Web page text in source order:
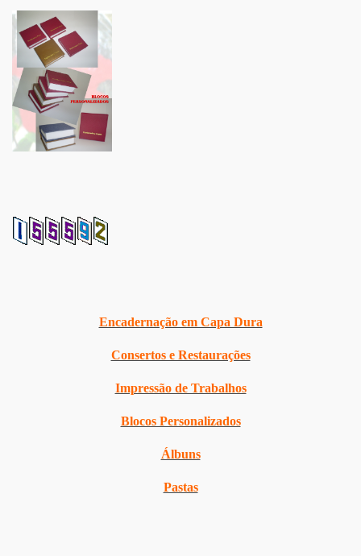
Encadernação em Capa Dura
Consertos e Restaurações
Impressão de Trabalhos
Blocos Personalizados
Álbuns
Pastas